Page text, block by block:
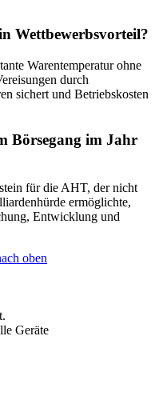
Wettbewerbsvorteil?
Warentemperatur ohne
durch
sichert und Betriebskosten
Börsegang im Jahr
für die AHT, der nicht
ermöglichte,
Entwicklung und
oben
Geräte